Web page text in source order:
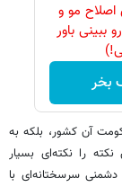
اصلاح مو و
باور
بخر
آن کشور، بلکه به
را نکته‌ای بسیار
دشمنی سرسختانه‌ای با